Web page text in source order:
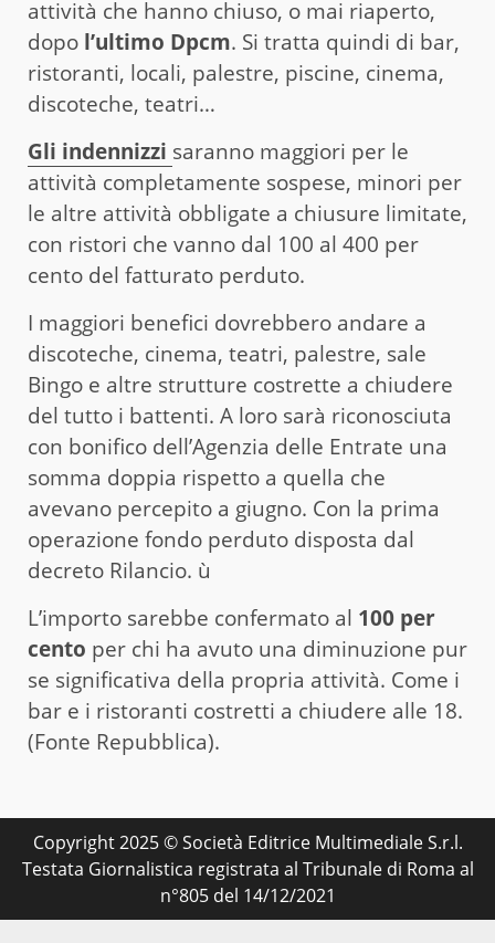
attività che hanno chiuso, o mai riaperto,
dopo l’ultimo Dpcm. Si tratta quindi di bar,
ristoranti, locali, palestre, piscine, cinema,
discoteche, teatri…
Gli indennizzi saranno maggiori per le
attività completamente sospese, minori per
le altre attività obbligate a chiusure limitate,
con ristori che vanno dal 100 al 400 per
cento del fatturato perduto.
I maggiori benefici dovrebbero andare a
discoteche, cinema, teatri, palestre, sale
Bingo e altre strutture costrette a chiudere
del tutto i battenti. A loro sarà riconosciuta
con bonifico dell’Agenzia delle Entrate una
somma doppia rispetto a quella che
avevano percepito a giugno. Con la prima
operazione fondo perduto disposta dal
decreto Rilancio. ù
L’importo sarebbe confermato al 100 per
cento per chi ha avuto una diminuzione pur
se significativa della propria attività. Come i
bar e i ristoranti costretti a chiudere alle 18.
(Fonte Repubblica).
Copyright 2025 © Società Editrice Multimediale S.r.l.
Testata Giornalistica registrata al Tribunale di Roma al
n°805 del 14/12/2021